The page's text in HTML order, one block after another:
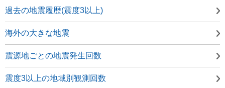
過去の地震履歴(震度3以上)
海外の大きな地震
震源地ごとの地震発生回数
震度3以上の地域別観測回数